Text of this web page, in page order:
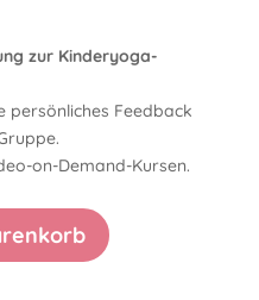
zur Kinderyoga-
persönliches Feedback
on-Demand-Kursen.